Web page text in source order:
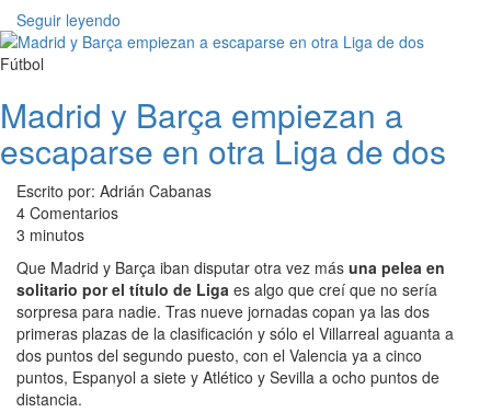
Seguir leyendo
Fútbol
Madrid y Barça empiezan a
escaparse en otra Liga de dos
Escrito por: Adrián Cabanas
4 Comentarios
3 minutos
Que Madrid y Barça iban disputar otra vez más una pelea en
solitario por el título de Liga es algo que creí que no sería
sorpresa para nadie. Tras nueve jornadas copan ya las dos
primeras plazas de la clasificación y sólo el Villarreal aguanta a
dos puntos del segundo puesto, con el Valencia ya a cinco
puntos, Espanyol a siete y Atlético y Sevilla a ocho puntos de
distancia.